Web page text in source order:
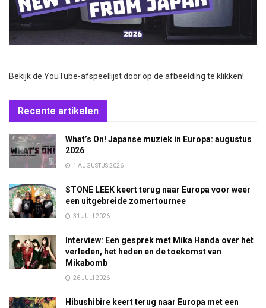
Bekijk de YouTube-afspeellijst door op de afbeelding te klikken!
Recente artikelen
What’s On! Japanse muziek in Europa: augustus
2026
1 AUGUSTUS 2026
STONE LEEK keert terug naar Europa voor weer
een uitgebreide zomertournee
31 JULI 2026
Interview: Een gesprek met Mika Handa over het
verleden, het heden en de toekomst van
Mikabomb
26 JULI 2026
Hibushibire keert terug naar Europa met een